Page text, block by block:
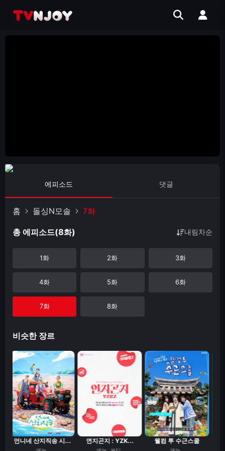
에피소드 댓글
홈 돌싱N모솔 7화
총 에피소드(8화) 내림차순
1화 2화 3화
4화 5화 6화
7화 8화
비슷한 장르
언니네 산지직송 시... 연지곤지 : YZK... 웰컴 투 수근스쿨